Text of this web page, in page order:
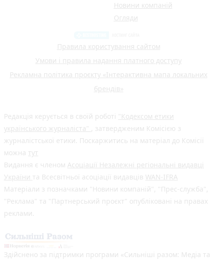
Новини компаній
Огляди
Правила користування сайтом
Умови і правила надання платного доступу
Рекламна політика проєкту «Інтерактивна мапа локальних
брендів»
Редакція керується в своїй роботі "Кодексом етики
українського журналіста" , затвердженим Комісією з
журналістської етики. Поскаржитись на матеріал до Комісії
можна тут
Видання є членом Асоціації Незалежні регіональні видавці
України та Всесвітньої асоціації видавців WAN-IFRA
Матеріали з позначками "Новини компаній", "Прес-служба",
"Реклама" та "Партнерський проєкт" опубліковані на правах
реклами.
Здійснено за підтримки програми «Сильніші разом: Медіа та